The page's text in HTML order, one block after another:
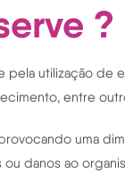
?
utilização de
entre
uma
danos ao